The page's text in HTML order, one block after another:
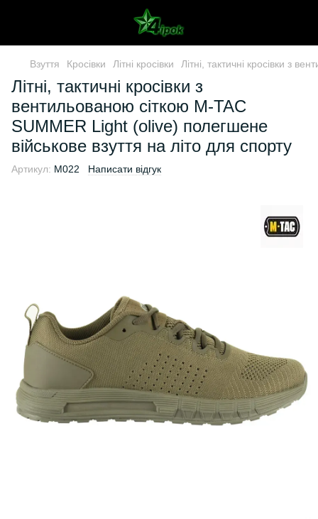
Взуття Кросівки Літні кросівки Літні, тактичні кросівки з
Літні, тактичні кросівки з
вентильованою сіткою M-TAC
SUMMER Light (olive) полегшене
військове взуття на літо для спорту
Артикул: M022 Написати відгук